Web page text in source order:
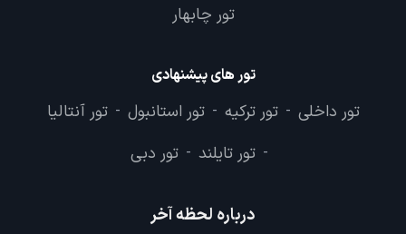
تور چابهار
تور های پیشنهادی
تور داخلی - تور ترکیه - تور استانبول - تور آنتالیا
- تور تایلند - تور دبی
درباره لحظه آخر